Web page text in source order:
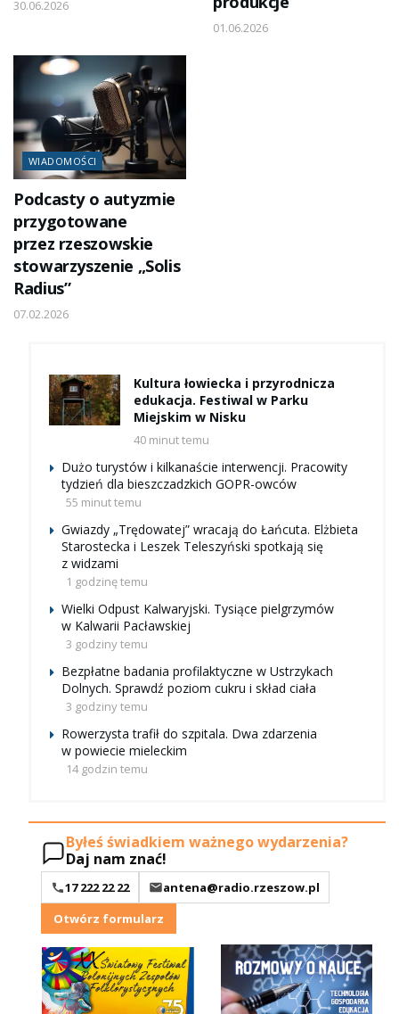
30.06.2026
01.06.2026
WIADOMOŚCI
Podcasty o autyzmie
przygotowane
przez rzeszowskie
stowarzyszenie „Solis
Radius”
07.02.2026
Kultura łowiecka i przyrodnicza
edukacja. Festiwal w Parku
Miejskim w Nisku
40 minut temu
Dużo turystów i kilkanaście interwencji. Pracowity
tydzień dla bieszczadzkich GOPR-owców
55 minut temu
Gwiazdy „Trędowatej” wracają do Łańcuta. Elżbieta
Starostecka i Leszek Teleszyński spotkają się
z widzami
1 godzinę temu
Wielki Odpust Kalwaryjski. Tysiące pielgrzymów
w Kalwarii Pacławskiej
3 godziny temu
Bezpłatne badania profilaktyczne w Ustrzykach
Dolnych. Sprawdź poziom cukru i skład ciała
3 godziny temu
Rowerzysta trafił do szpitala. Dwa zdarzenia
w powiecie mieleckim
14 godzin temu
Byłeś świadkiem ważnego wydarzenia?
Daj nam znać!
17 222 22 22
antena@radio.rzeszow.pl
Otwórz formularz